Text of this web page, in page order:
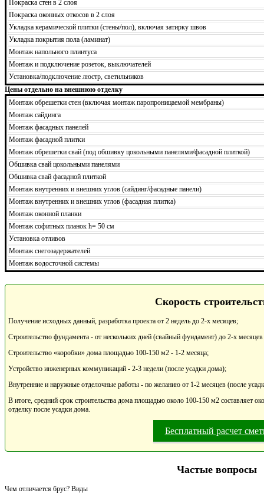
Покраска стен в 2 слоя
Покраска оконных откосов в 2 слоя
Укладка керамической плитки (стены/пол), включая затирку швов
Укладка покрытия пола (ламинат)
Монтаж напольного плинтуса
Монтаж и подключение розеток, выключателей
Установка/подключение люстр, светильников
Цены отдельно на внешнюю отделку
Монтаж обрешетки стен (включая монтаж паропроницаемой мембраны)
Монтаж сайдинга
Монтаж фасадных панелей
Монтаж фасадной плитки
Монтаж обрешетки свай (под обшивку цокольными панелями/фасадной плиткой)
Обшивка свай цокольными панелями
Обшивка свай фасадной плиткой
Монтаж внутренних и внешних углов (сайдинг/фасадные панели)
Монтаж внутренних и внешних углов (фасадная плитка)
Монтаж оконной планки
Монтаж софитных планок h= 50 см
Установка отливов
Монтаж снегозадержателей
Монтаж водосточной системы
Скорость
Получение исходных данный, разработка проекта от 2 недель до 2-х месяцев;
Строительство фундамента - от нескольких дней (свайный фундамент) до 2-х
Строительство «коробки» дома площадью 100-150 м2 - 1-2 месяца;
Устройство инженерных коммуникаций - 2-3 недели (после усадки дома);
Внутренние и наружные отделочные работы - по желанию от 1-2 месяцев (после
В итоге, средний срок строительства дома площадью около 100-150 м2 составляет
отделку после усадки дома.
Бесплатный расчет
Частые вопросы
Чем отличается брус? Виды